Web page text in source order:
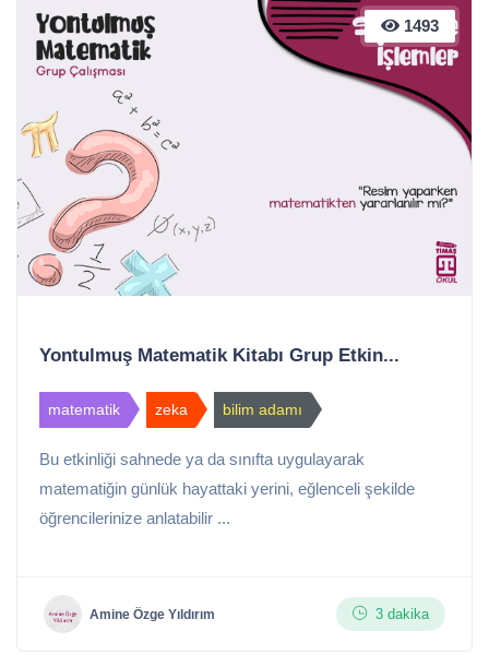
1493
Yontulmuş Matematik Kitabı Grup Etkin...
matematik zeka bilim adamı
Bu etkinliği sahnede ya da sınıfta uygulayarak
matematiğin günlük hayattaki yerini, eğlenceli şekilde
öğrencilerinize anlatabilir ...
Amine Özge Yıldırım 3 dakika